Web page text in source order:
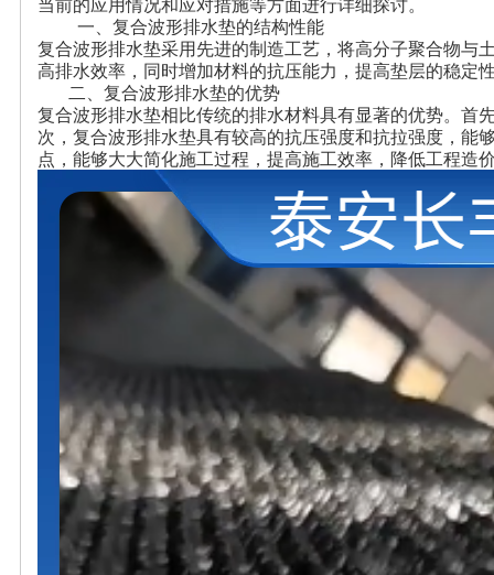
一、复合波形排水垫的结构性能
复合波形排水垫采用先进的制造工艺，将高分子聚合物与
高排水效率，同时增加材料的抗压能力，提高垫层的稳定
二、复合波形排水垫的优势
复合波形排水垫相比传统的排水材料具有显著的优势。首
次，复合波形排水垫具有较高的抗压强度和抗拉强度，
点，能够大大简化施工过程，提高施工效率，降低工程造